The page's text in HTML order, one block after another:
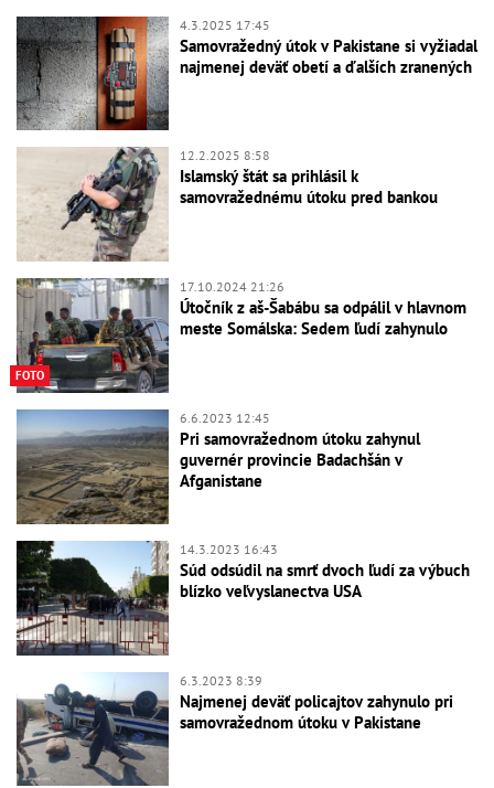
4.3.2025 17:45
Samovražedný útok v Pakistane si vyžiadal
najmenej deväť obetí a ďalších zranených
12.2.2025 8:58
Islamský štát sa prihlásil k
samovražednému útoku pred bankou
FOTO
17.10.2024 21:26
Útočník z aš-Šabábu sa odpálil v hlavnom
meste Somálska: Sedem ľudí zahynulo
6.6.2023 12:45
Pri samovražednom útoku zahynul
guvernér provincie Badachšán v
Afganistane
14.3.2023 16:43
Súd odsúdil na smrť dvoch ľudí za výbuch
blízko veľvyslanectva USA
6.3.2023 8:39
Najmenej deväť policajtov zahynulo pri
samovražednom útoku v Pakistane